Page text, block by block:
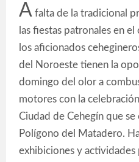
A falta de la tradicional
las fiestas patronales en
los aficionados
del Noroeste tienen la
domingo del olor a
motores con la
Ciudad de Cehegín que se
Polígono del Matadero.
exhibiciones y